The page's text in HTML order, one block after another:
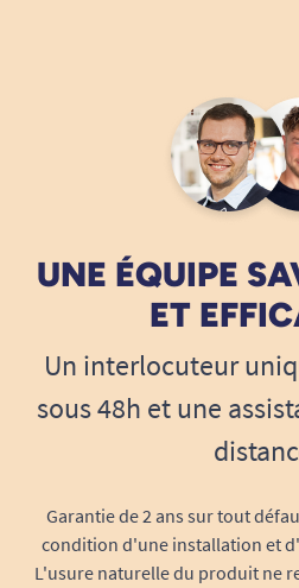
UNE ÉQUIPE
ET
Un interlocuteur
sous 48h et une
Garantie de 2 ans sur tout
condition d'une installation et
L'usure naturelle du produit ne